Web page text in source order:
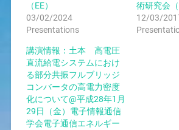
（EE）
03/02/2024
Presentations
術研究会
12/03/
講演情報：土本 高電圧
直流給電システムにおけ
る部分共振フルブリッジ
コンバータの高電力密度
化について@平成28年1月
29日（金）電子情報通信
学会電子通信エネルギー